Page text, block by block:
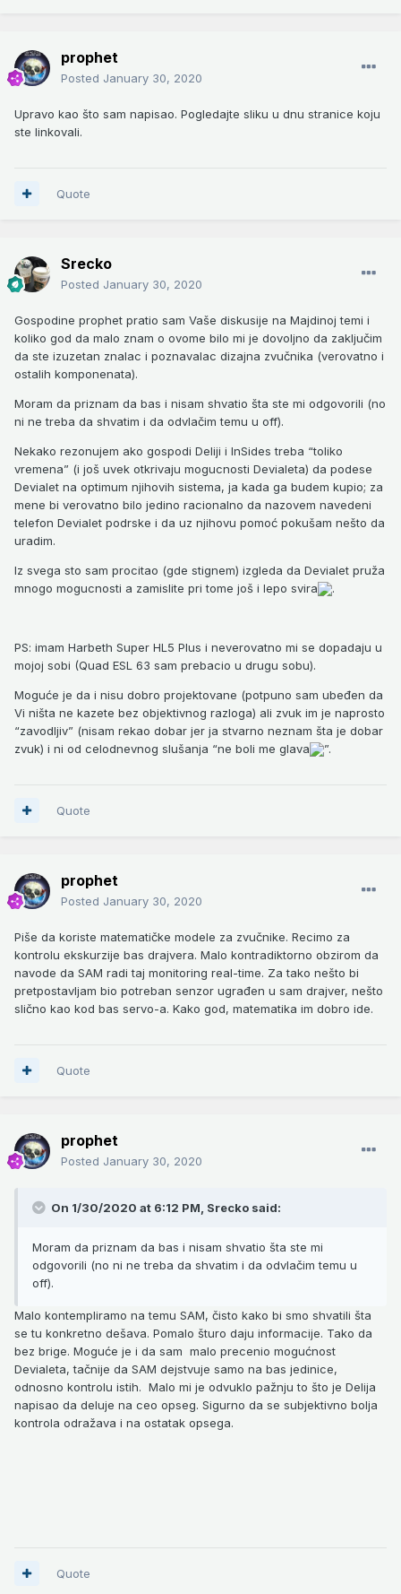
prophet
Posted January 30, 2020
Upravo kao što sam napisao. Pogledajte sliku u dnu stranice koju
ste linkovali.
Quote
Srecko
Posted January 30, 2020
Gospodine prophet pratio sam Vaše diskusije na Majdinoj temi i
koliko god da malo znam o ovome bilo mi je dovoljno da zaključim
da ste izuzetan znalac i poznavalac dizajna zvučnika (verovatno i
ostalih komponenata).
Moram da priznam da bas i nisam shvatio šta ste mi odgovorili (no
ni ne treba da shvatim i da odvlačim temu u off).
Nekako rezonujem ako gospodi Deliji i InSides treba “toliko
vremena” (i još uvek otkrivaju mogucnosti Devialeta) da podese
Devialet na optimum njihovih sistema, ja kada ga budem kupio; za
mene bi verovatno bilo jedino racionalno da nazovem navedeni
telefon Devialet podrske i da uz njihovu pomoć pokušam nešto da
uradim.
Iz svega sto sam procitao (gde stignem) izgleda da Devialet pruža
mnogo mogucnosti a zamislite pri tome još i lepo svira
.
PS: imam Harbeth Super HL5 Plus i neverovatno mi se dopadaju u
mojoj sobi (Quad ESL 63 sam prebacio u drugu sobu).
Moguće je da i nisu dobro projektovane (potpuno sam ubeđen da
Vi ništa ne kazete bez objektivnog razloga) ali zvuk im je naprosto
“zavodljiv” (nisam rekao dobar jer ja stvarno neznam šta je dobar
zvuk) i ni od celodnevnog slušanja “ne boli me glava
”.
Quote
prophet
Posted January 30, 2020
Piše da koriste matematičke modele za zvučnike. Recimo za
kontrolu ekskurzije bas drajvera. Malo kontradiktorno obzirom da
navode da SAM radi taj monitoring real-time. Za tako nešto bi
pretpostavljam bio potreban senzor ugrađen u sam drajver, nešto
slično kao kod bas servo-a. Kako god, matematika im dobro ide.
Quote
prophet
Posted January 30, 2020
On 1/30/2020 at 6:12 PM, Srecko said:
Moram da priznam da bas i nisam shvatio šta ste mi
odgovorili (no ni ne treba da shvatim i da odvlačim temu u
off).
Malo kontempliramo na temu SAM, čisto kako bi smo shvatili šta
se tu konkretno dešava. Pomalo šturo daju informacije. Tako da
bez brige. Moguće je i da sam malo precenio mogućnost
Devialeta, tačnije da SAM dejstvuje samo na bas jedinice,
odnosno kontrolu istih. Malo mi je odvuklo pažnju to što je Delija
napisao da deluje na ceo opseg. Sigurno da se subjektivno bolja
kontrola odražava i na ostatak opsega.
Quote